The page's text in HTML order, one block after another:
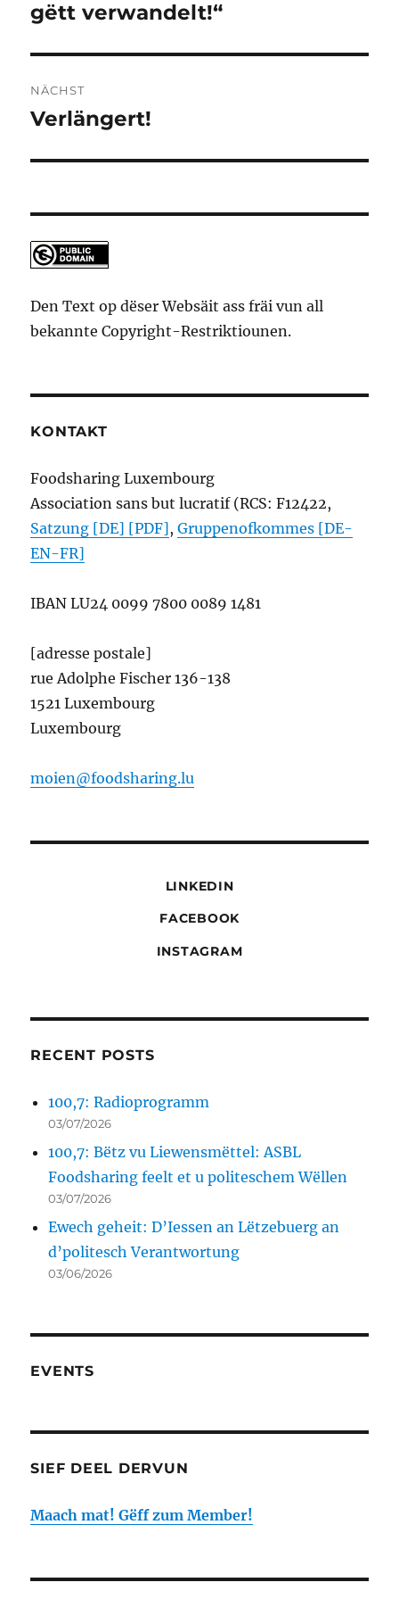
gëtt verwandelt!“
NÄCHST
Nächsten
Verlängert!
Den Text op dëser Websäit ass fräi vun all
bekannte Copyright-Restriktiounen.
KONTAKT
Foodsharing Luxembourg
Association sans but lucratif (RCS: F12422,
Satzung [DE] [PDF],Gruppenofkommes [DE-
EN-FR]
IBANLU24 0099 7800 0089 1481
[adresse postale]
rue Adolphe Fischer 136-138
1521 Luxembourg
Luxembourg
moien@foodsharing.lu
LINKEDIN
FACEBOOK
INSTAGRAM
RECENT POSTS
100,7: Radioprogramm
03/07/2026
100,7: Bëtz vu Liewensmëttel: ASBL
Foodsharing feelt et u politeschem Wëllen
03/07/2026
Ewech geheit: D’Iessen an Lëtzebuerg an
d’politesch Verantwortung
03/06/2026
EVENTS
SIEF DEEL DERVUN
Maach mat! Gëff zum Member!